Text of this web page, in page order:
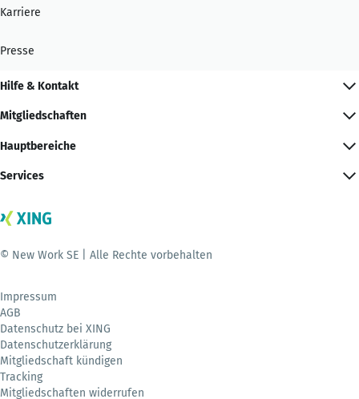
Karriere
Presse
Hilfe & Kontakt
Mitgliedschaften
Hauptbereiche
Services
© New Work SE | Alle Rechte vorbehalten
Impressum
AGB
Datenschutz bei XING
Datenschutzerklärung
Mitgliedschaft kündigen
Tracking
Mitgliedschaften widerrufen